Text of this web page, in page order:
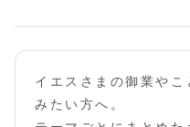
イエスさまの御業や
みたい方へ。